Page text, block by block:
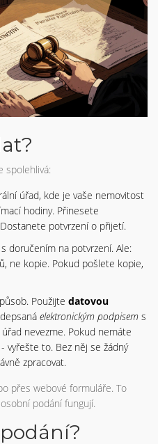
spolehlivá:
úřad, kde je vaše nemovitost
hodiny. Přinesete
potvrzení o přijetí.
doručením na potvrzení. Ale:
ne kopie. Pokud pošlete kopie,
Použijte datovou
elektronickým podpisem s
nevezme. Pokud nemáte
vyřešte to. Bez něj se žádný
zpracovat.
přes webové formuláře. To
podání fungují.